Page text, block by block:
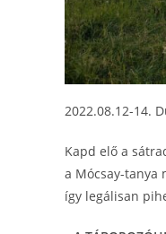
2022.08.12-14.
Kapd elő a
a Mócsay-tanya
így legálisan